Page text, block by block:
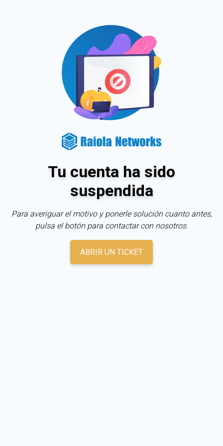
Tu cuenta ha sido
suspendida
Para averiguar el motivo y ponerle solución cuanto antes,
pulsa el botón para contactar con nosotros.
ABRIR UN TICKET